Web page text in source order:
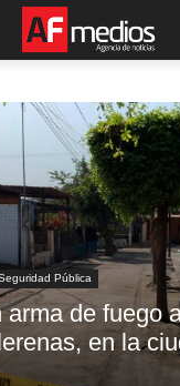
Pública
de fuego
en la